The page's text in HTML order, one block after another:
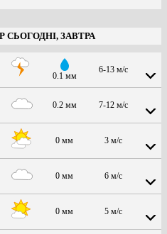
СЬОГОДНІ, ЗАВТРА
0.1 мм
6-13 м/с
0.2 мм 7-12 м/с
0 мм 3 м/с
0 мм 6 м/с
0 мм 5 м/с